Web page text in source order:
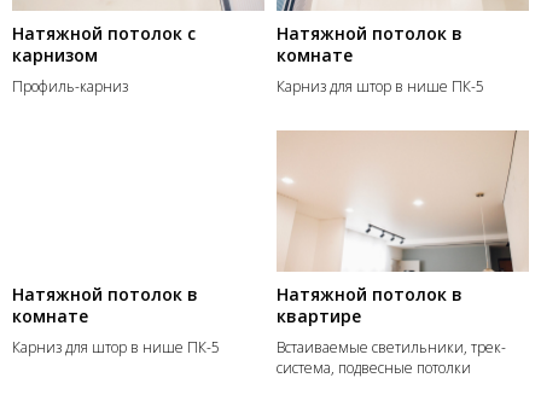
Натяжной потолок с
карнизом
Профиль-карниз
Натяжной потолок в
комнате
Карниз для штор в нише ПК-5
Натяжной потолок в
комнате
Карниз для штор в нише ПК-5
Натяжной потолок в
квартире
Встаиваемые светильники, трек-
система, подвесные потолки